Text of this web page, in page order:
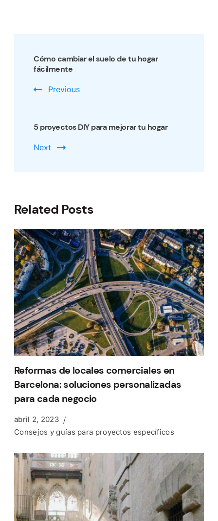
Navigation
Cómo cambiar el suelo de tu hogar
fácilmente
Previous
5 proyectos DIY para mejorar tu hogar
Next
Related Posts
Reformas de locales comerciales en
Barcelona: soluciones personalizadas
para cada negocio
abril 2, 2023
Consejos y guías para proyectos específicos